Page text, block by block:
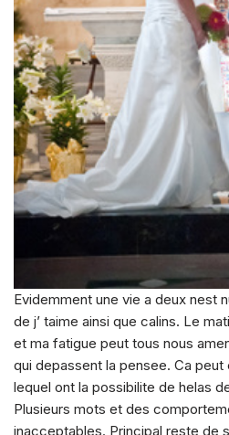
Evidemment une vie a deux nest
de j’ taime ainsi que calins. Le
et ma fatigue peut tous nous
qui depassent la pensee. Ca
lequel ont la possibilite de helas
Plusieurs mots et des
inacceptables. Principal reste de